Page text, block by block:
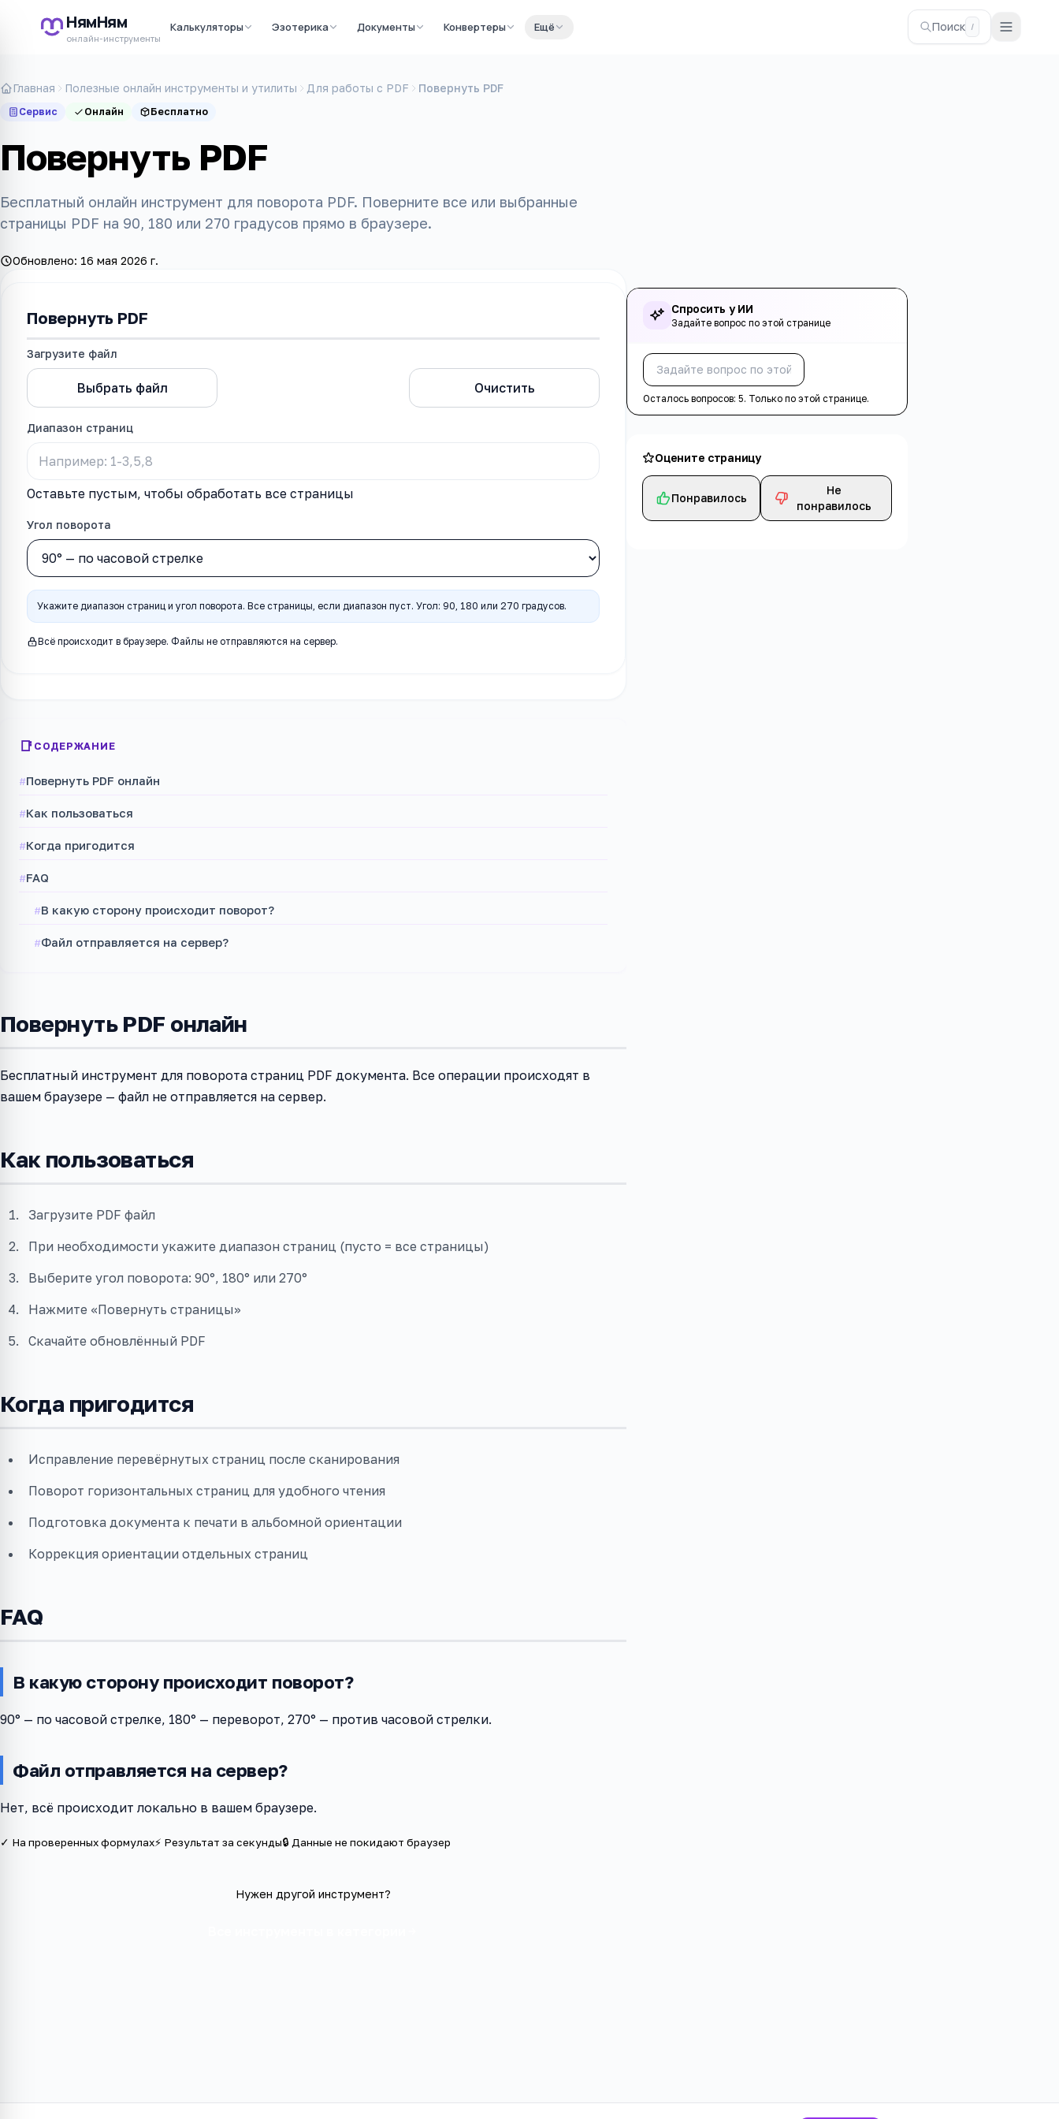
НямНям
онлайн-инструменты
Калькуляторы Эзотерика Документы Конвертеры Ещё Поиск /
Главная Полезные онлайн инструменты и утилиты Для работы с PDF Повернуть PDF
Сервис Онлайн Бесплатно
Повернуть PDF
Бесплатный онлайн инструмент для поворота PDF. Поверните все или выбранные
страницы PDF на 90, 180 или 270 градусов прямо в браузере.
Обновлено: 16 мая 2026 г.
Повернуть PDF
Загрузите файл
Выбрать файл Очистить
Диапазон страниц
Оставьте пустым, чтобы обработать все страницы
Угол поворота
Укажите диапазон страниц и угол поворота. Все страницы, если диапазон пуст. Угол: 90, 180 или 270 градусов.
Всё происходит в браузере. Файлы не отправляются на сервер.
СОДЕРЖАНИЕ
Повернуть PDF онлайн
Как пользоваться
Когда пригодится
FAQ
В какую сторону происходит поворот?
Файл отправляется на сервер?
Повернуть PDF онлайн
Бесплатный инструмент для поворота страниц PDF документа. Все операции происходят в
вашем браузере — файл не отправляется на сервер.
Как пользоваться
Загрузите PDF файл
При необходимости укажите диапазон страниц (пусто = все страницы)
Выберите угол поворота: 90°, 180° или 270°
Нажмите «Повернуть страницы»
Скачайте обновлённый PDF
Когда пригодится
Исправление перевёрнутых страниц после сканирования
Поворот горизонтальных страниц для удобного чтения
Подготовка документа к печати в альбомной ориентации
Коррекция ориентации отдельных страниц
FAQ
В какую сторону происходит поворот?
90° — по часовой стрелке, 180° — переворот, 270° — против часовой стрелки.
Файл отправляется на сервер?
Нет, всё происходит локально в вашем браузере.
✓ На проверенных формулах⚡ Результат за секунды🔒 Данные не покидают браузер
Нужен другой инструмент?
Спросить у ИИ
Задайте вопрос по этой странице
Осталось вопросов:5. Только по этой странице.
Оцените страницу
Понравилось
Не
понравилось